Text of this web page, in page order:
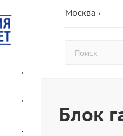
Москва
Блок